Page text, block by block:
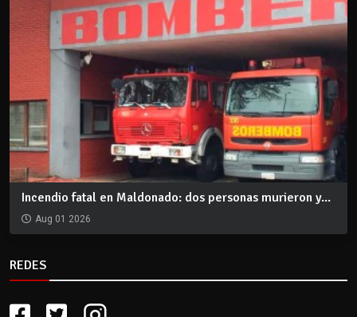
Incendio fatal en Maldonado: dos personas murieron y...
Aug 01 2026
REDES